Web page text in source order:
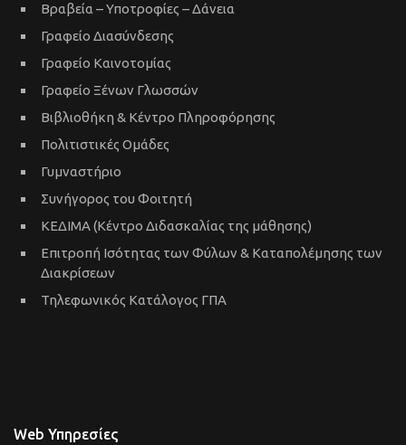
Βραβεία – Υποτροφίες – Δάνεια
Γραφείο Διασύνδεσης
Γραφείο Καινοτομίας
Γραφείο Ξένων Γλωσσών
Βιβλιοθήκη & Κέντρο Πληροφόρησης
Πολιτιστικές Ομάδες
Γυμναστήριο
Συνήγορος του Φοιτητή
ΚΕΔΙΜΑ (Κέντρο Διδασκαλίας της μάθησης)
Επιτροπή Ισότητας των Φύλων & Καταπολέμησης των
Διακρίσεων
Τηλεφωνικός Κατάλογος ΓΠΑ
Web Υπηρεσίες